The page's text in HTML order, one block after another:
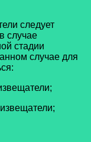
следует
случае
стадии
случае для